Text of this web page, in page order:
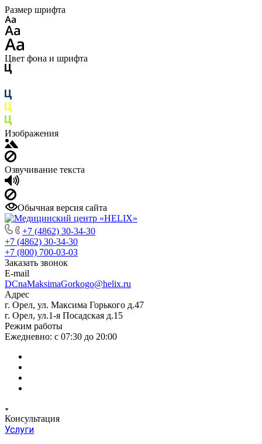
Размер шрифта
Цвет фона и шрифта
Изображения
Озвучивание текста
Обычная версия сайта
+7 (4862) 30-34-30
+7 (4862) 30-34-30
+7 (800) 700-03-03
Заказать звонок
E-mail
DCnaMaksimaGorkogo@helix.ru
Адрес
г. Орел, ул. Максима Горького д.47
г. Орел, ул.1-я Посадская д.15
Режим работы
Ежедневно: с 07:30 до 20:00
Консультация
Услуги